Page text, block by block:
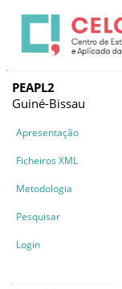
PEAPL2
Guiné-Bissau
Apresentação
Ficheiros XML
Metodologia
Pesquisar
Login